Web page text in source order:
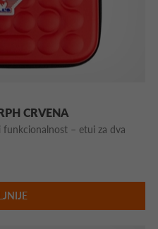
CRVENA
funkcionalnost – etui za dva